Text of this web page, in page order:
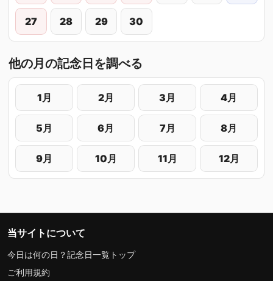
27 28 29 30
他の月の記念日を調べる
1月 2月 3月 4月
5月 6月 7月 8月
9月 10月 11月 12月
当サイトについて
今日は何の日？記念日一覧トップ
ご利用規約